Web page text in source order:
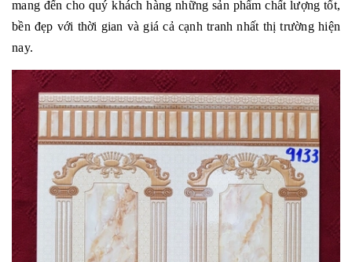
mang đến cho quý khách hàng những sản phẩm chất lượng tốt,
bền đẹp với thời gian và giá cả cạnh tranh nhất thị trường hiện
nay.